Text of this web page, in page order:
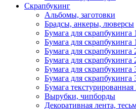
Скрапбукинг
Альбомы, заготовки
Брадсы, анкеры, люверсы
Бумага для скрапбукинга
Бумага для скрапбукинга
Бумага для скрапбукинга
Бумага для скрапбукинга
Бумага для скрапбукинга
Бумага для
Бумага
Вырубки, чипборды
Декоративная лента,